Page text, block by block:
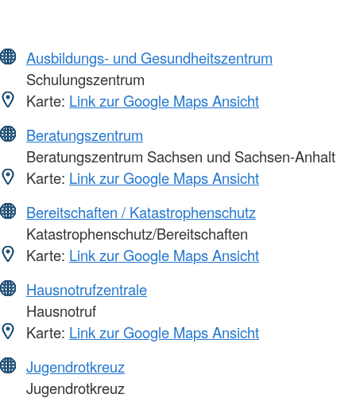
Ausbildungs- und Gesundheitszentrum
Schulungszentrum
Karte: Link zur Google Maps Ansicht
Beratungszentrum
Beratungszentrum Sachsen und Sachsen-Anhalt
Karte: Link zur Google Maps Ansicht
Bereitschaften / Katastrophenschutz
Katastrophenschutz/Bereitschaften
Karte: Link zur Google Maps Ansicht
Hausnotrufzentrale
Hausnotruf
Karte: Link zur Google Maps Ansicht
Jugendrotkreuz
Jugendrotkreuz